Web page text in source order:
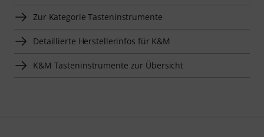
Zur Kategorie Tasteninstrumente
Detaillierte Herstellerinfos für K&M
K&M Tasteninstrumente zur Übersicht